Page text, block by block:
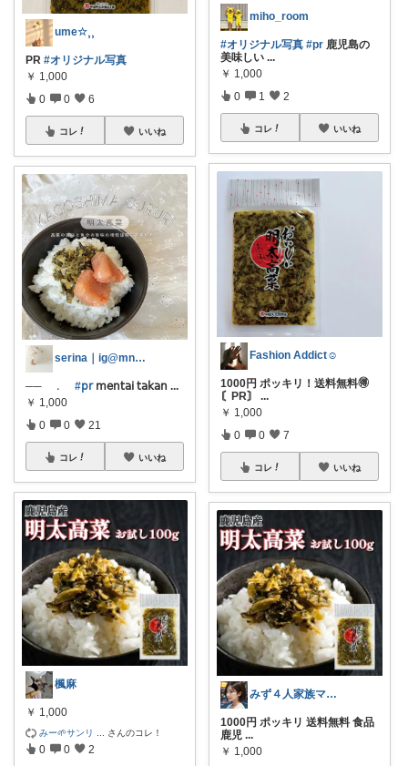
ume☆⸒⸒
PR #オリジナル写真
￥ 1,000
0 0 6
コレ いいね
serina｜ig@mn.cloud__
── ﹒ #𝗉𝗋𝗆𝖾𝗇𝗍𝖺𝗂 𝗍𝖺𝗄𝖺𝗇 ...
￥ 1,000
0 0 21
コレ いいね
楓麻
￥ 1,000
みー🌱サンリ さんのコレ！
0 0 2
miho_room
#オリジナル写真 #pr 鹿児島の
美味しい ...
￥ 1,000
0 1 2
コレ いいね
Fashion Addict☺︎
1000円 ポッキリ！送料無料🉐
〘PR〙
...
￥ 1,000
0 0 7
コレ いいね
みず４人家族ママ★３０代子育て奮闘中🙆
1000円 ポッキリ 送料無料 食品
鹿児 ...
￥ 1,000